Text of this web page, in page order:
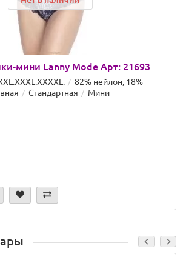
мини Lanny Mode Арт: 21693
82% нейлон, 18%
Стандартная
Мини